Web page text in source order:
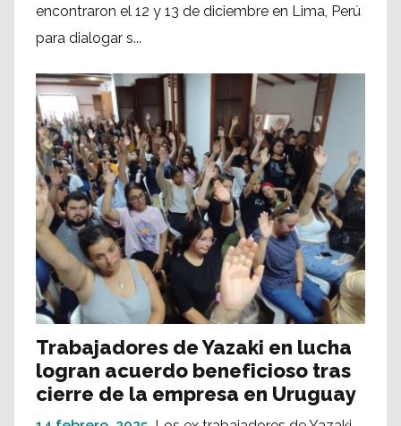
encontraron el 12 y 13 de diciembre en Lima, Perú
para dialogar s...
Trabajadores de Yazaki en lucha
logran acuerdo beneficioso tras
cierre de la empresa en Uruguay